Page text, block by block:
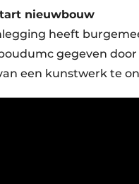
nieuwbouw
heeft
gegeven
een kunstwerk te